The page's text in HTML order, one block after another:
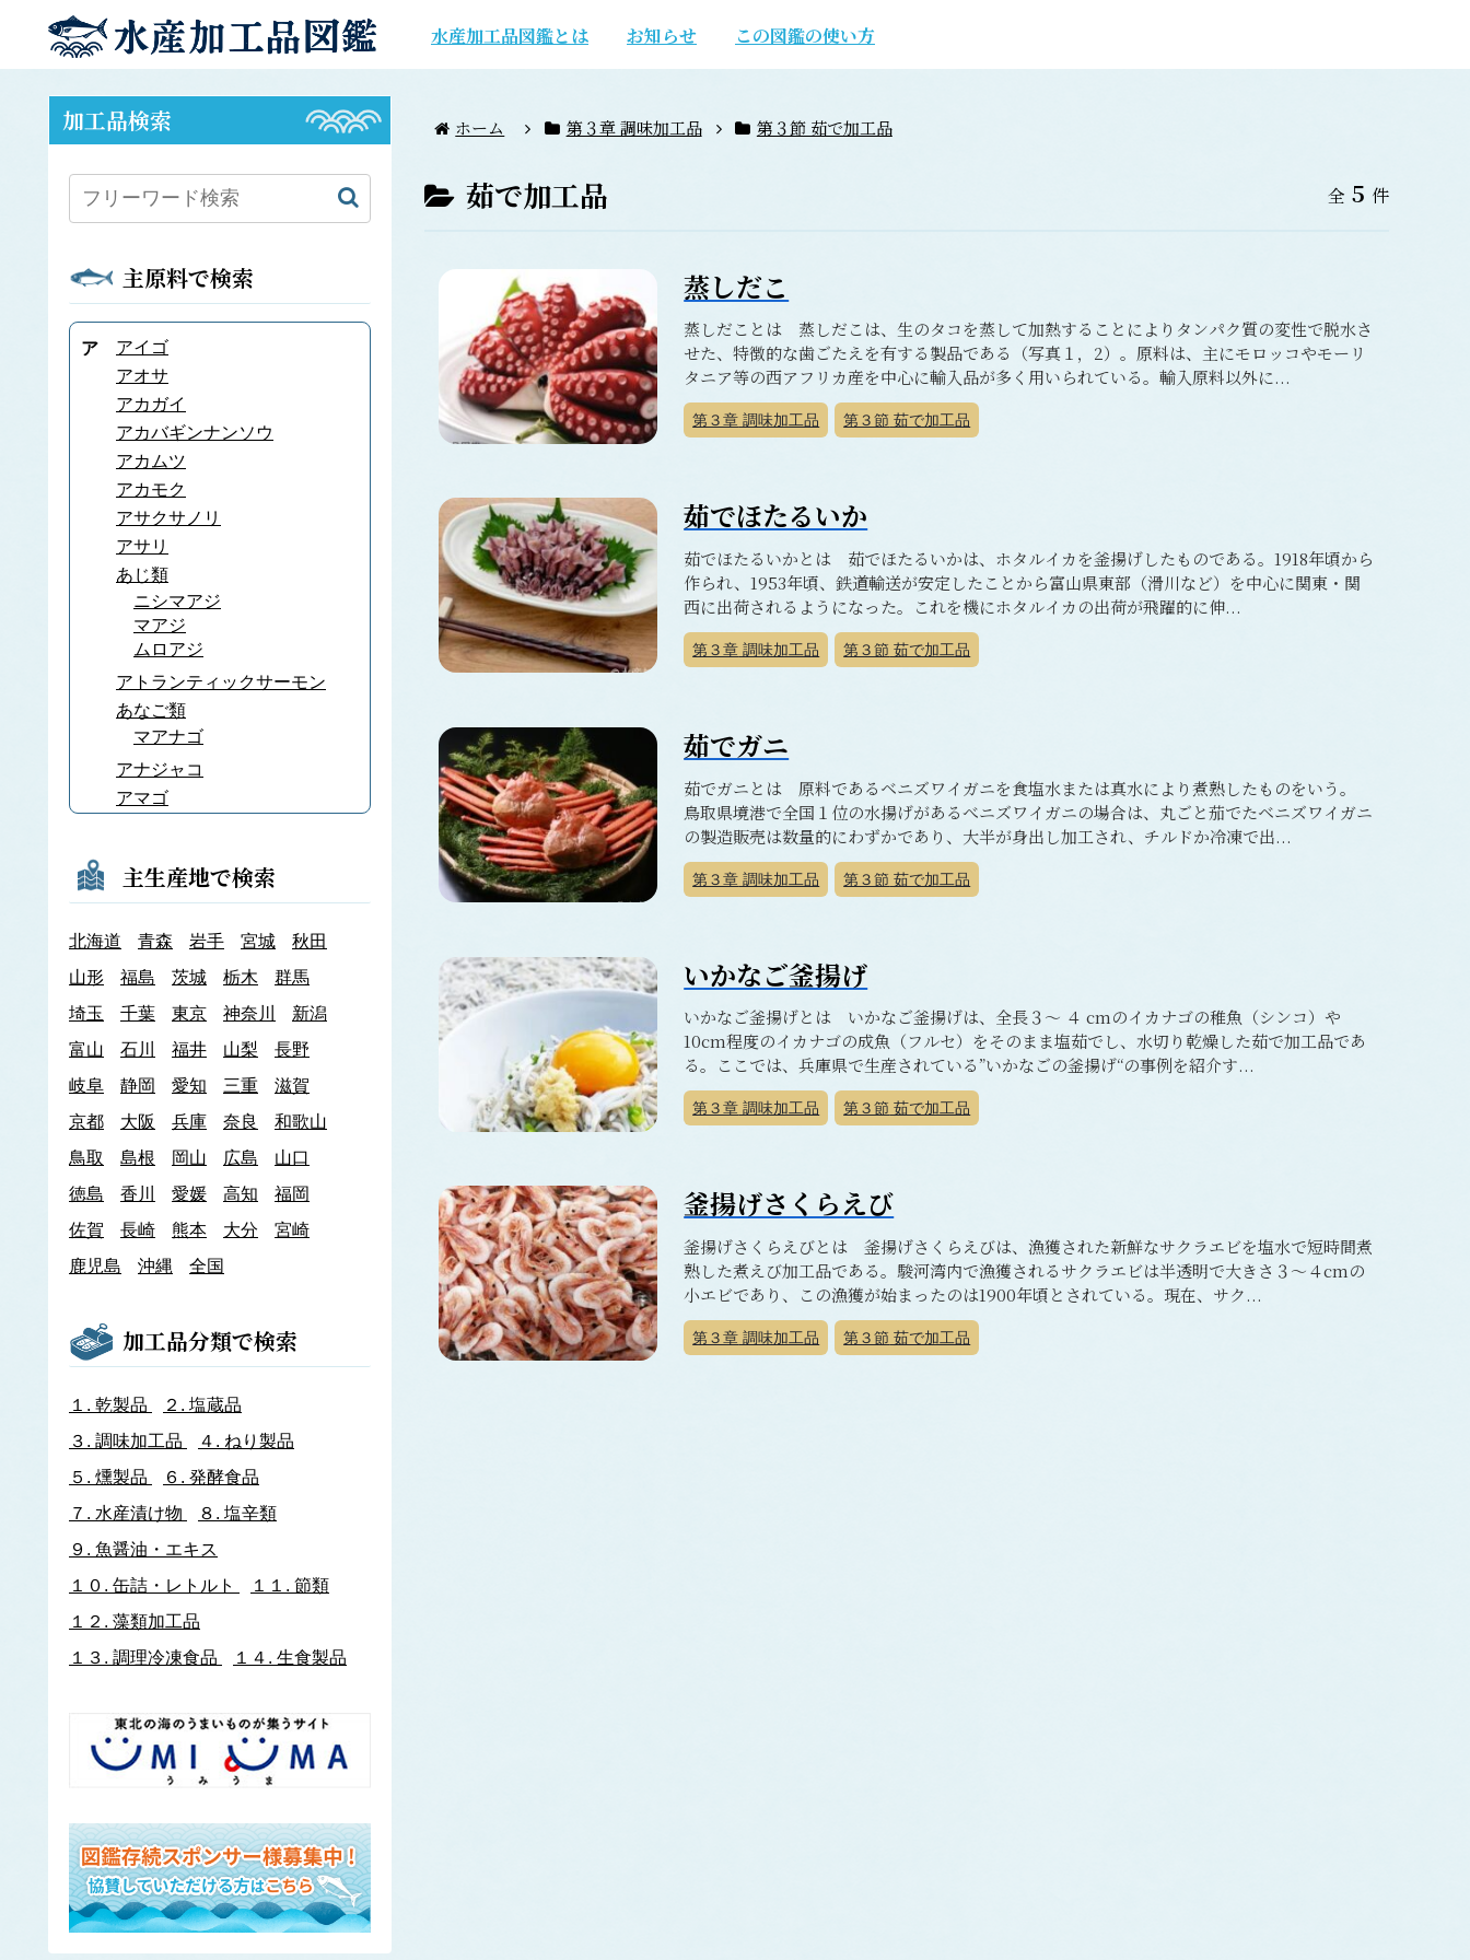
水産加工品図鑑とは お知らせ この図鑑の使い方
ホーム 第３章 調味加工品 第３節 茹で加工品
茹で加工品 全 5 件
蒸しだこ
蒸しだことは 蒸しだこは、生のタコを蒸して加熱することによりタンパク質の変性で脱水さ
せた、特徴的な歯ごたえを有する製品である（写真１，2）。原料は、主にモロッコやモーリ
タニア等の西アフリカ産を中心に輸入品が多く用いられている。輸入原料以外に...
第３章 調味加工品 第３節 茹で加工品
茹でほたるいか
茹でほたるいかとは 茹でほたるいかは、ホタルイカを釜揚げしたものである。1918年頃から
作られ、1953年頃、鉄道輸送が安定したことから富山県東部（滑川など）を中心に関東・関
西に出荷されるようになった。これを機にホタルイカの出荷が飛躍的に伸...
第３章 調味加工品 第３節 茹で加工品
茹でガニ
茹でガニとは 原料であるベニズワイガニを食塩水または真水により煮熟したものをいう。
鳥取県境港で全国１位の水揚げがあるべニズワイガニの場合は、丸ごと茄でたベニズワイガニ
の製造販売は数量的にわずかであり、大半が身出し加工され、チルドか冷凍で出...
第３章 調味加工品 第３節 茹で加工品
いかなご釜揚げ
いかなご釜揚げとは いかなご釜揚げは、全長３～ ４ cmのイカナゴの稚魚（シンコ）や
10cm程度のイカナゴの成魚（フルセ）をそのまま塩茹でし、水切り乾燥した茹で加工品であ
る。ここでは、兵庫県で生産されている”いかなごの釜揚げ“の事例を紹介す...
第３章 調味加工品 第３節 茹で加工品
釜揚げさくらえび
釜揚げさくらえびとは 釜揚げさくらえびは、漁獲された新鮮なサクラエビを塩水で短時間煮
熟した煮えび加工品である。駿河湾内で漁獲されるサクラエビは半透明で大きさ３～４cmの
小エビであり、この漁獲が始まったのは1900年頃とされている。現在、サク...
第３章 調味加工品 第３節 茹で加工品
加工品検索
主原料で検索
ア
アイゴ
アオサ
アカガイ
アカバギンナンソウ
アカムツ
アカモク
アサクサノリ
アサリ
あじ類
ニシマアジ
マアジ
ムロアジ
アトランティックサーモン
あなご類
マアナゴ
アナジャコ
アマゴ
あみ類
アキアミ
アユ
アラメ
エゾアワビ
クロアワビ
マダカアワビ
メガイアワビ
イ
イカナゴ
いか類
アオリイカ
アメリカオオアカイカ
アルゼンチンイレックス
アルゼンチンマツイカ
スルメイカ
ニュージーランドスルメイカ
ヤリイカ
イサザ
イトヨリダイ
いわし類
ウルメイワシ
マイワシ
イワナ
ウ
ウキゴリ
ウップルイノリ
うなぎ類
うに類
エゾバフンウニ
キタムラサキウニ
バフンウニ
ムラサキウニ
ウミタケ
うみへび類
主生産地で検索
北海道 青森 岩手 宮城
秋田
山形
福島 茨城 栃木
群馬
埼玉
千葉 東京 神奈川
新潟
富山
石川 福井 山梨
長野
岐阜
静岡 愛知 三重
滋賀
京都
大阪 兵庫 奈良
和歌山
鳥取
島根 岡山 広島
山口
徳島
香川 愛媛 高知
福岡
佐賀
長崎 熊本 大分
宮崎
鹿児島
沖縄 全国
加工品分類で検索
１. 乾製品 ２. 塩蔵品
３. 調味加工品 ４. ねり製品
５. 燻製品 ６. 発酵食品
７. 水産漬け物 ８. 塩辛類
９. 魚醤油・エキス
１０. 缶詰・レトルト １１. 節類
１２. 藻類加工品
１３. 調理冷凍食品 １４. 生食製品